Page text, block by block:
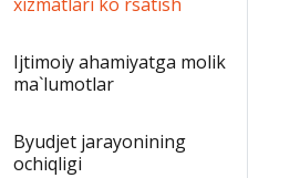
Ijtimoiy ahamiyatga molik
ma`lumotlar
Byudjet jarayonining
ochiqligi